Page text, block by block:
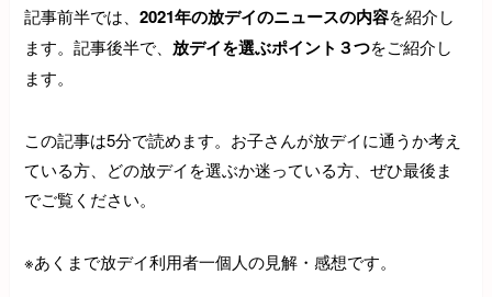
記事前半では、2021年の放デイのニュースの内容を紹介し
ます。記事後半で、放デイを選ぶポイント３つをご紹介し
ます。
この記事は5分で読めます。お子さんが放デイに通うか考え
ている方、どの放デイを選ぶか迷っている方、ぜひ最後ま
でご覧ください。
※あくまで放デイ利用者一個人の見解・感想です。